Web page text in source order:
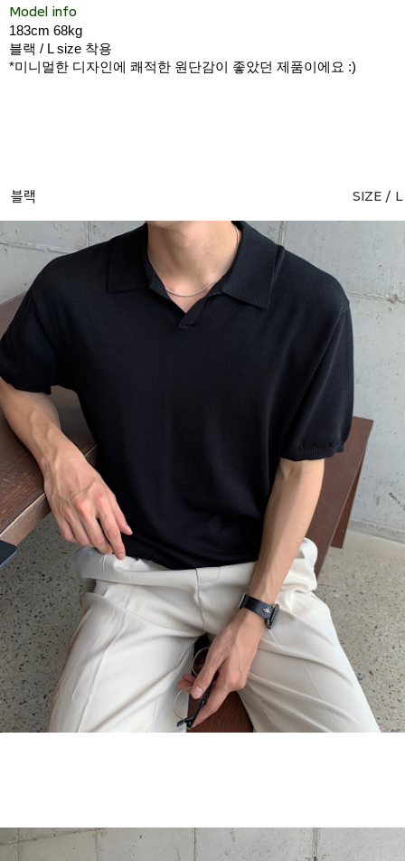
Model info
183cm 68kg
블랙 / L size 착용
*미니멀한 디자인에 쾌적한 원단감이 좋았던 제품이에요 :)
블랙 SIZE / L